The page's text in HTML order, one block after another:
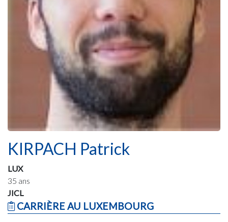
KIRPACH Patrick
LUX
35 ans
JICL
CARRIÈRE AU LUXEMBOURG